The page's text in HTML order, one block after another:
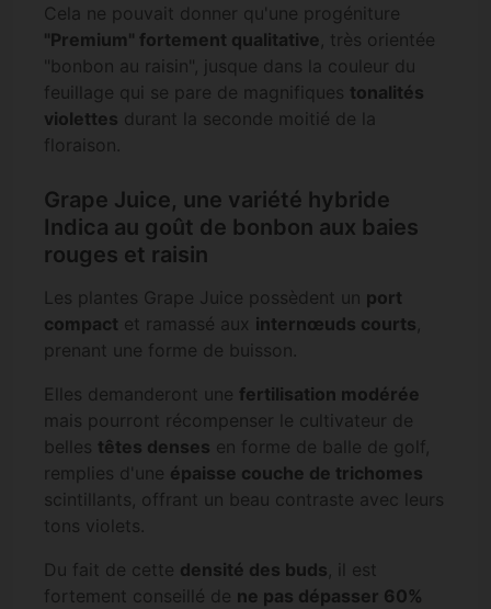
Cela ne pouvait donner qu'une progéniture
"Premium" fortement qualitative , très orientée
"bonbon au raisin", jusque dans la couleur du
feuillage qui se pare de magnifiques tonalités
violettes durant la seconde moitié de la
floraison.
Grape Juice, une variété hybride
Indica au goût de bonbon aux baies
rouges et raisin
Les plantes Grape Juice possèdent un port
compact et ramassé aux internœuds courts
prenant une forme de buisson.
Elles demanderont une fertilisation modérée
mais pourront récompenser le cultivateur de
belles têtes denses en forme de balle de golf,
remplies d'une épaisse couche de trichomes
scintillants, offrant un beau contraste avec leurs
tons violets.
Du fait de cette densité des buds , il est
fortement conseillé de ne pas dépasser 60%